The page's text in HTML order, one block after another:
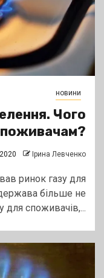
новини
Чого
Ірина Левченко
ринок газу для
більше не
для споживачів,...